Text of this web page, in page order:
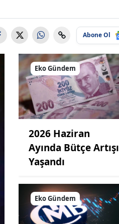
Abone Ol
Eko Gündem
2026 Haziran
Ayında Bütçe Artışı
Yaşandı
Eko Gündem